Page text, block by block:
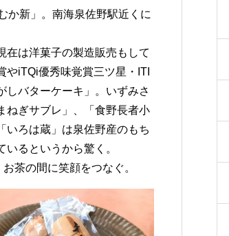
か新」。南海泉佐野駅近くに
在は洋菓子の製造販売もして
やiTQi優秀味覚賞三ツ星・ITI
しバターケーキ」。いずみさ
ねぎサブレ」、「食野長者小
いろは蔵」は泉佐野産のもち
るというから驚く。
茶の間に笑顔をつなぐ。